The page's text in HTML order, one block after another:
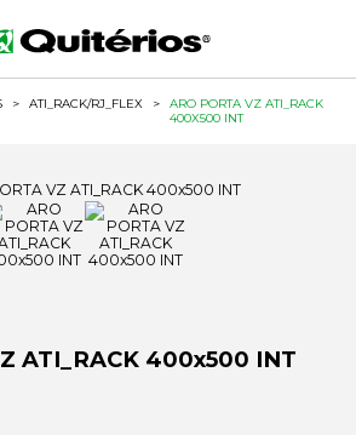
> ATI_RACK/RJ_FLEX >
ARO PORTA VZ ATI_RACK
400X500 INT
ATI_RACK 400x500 INT